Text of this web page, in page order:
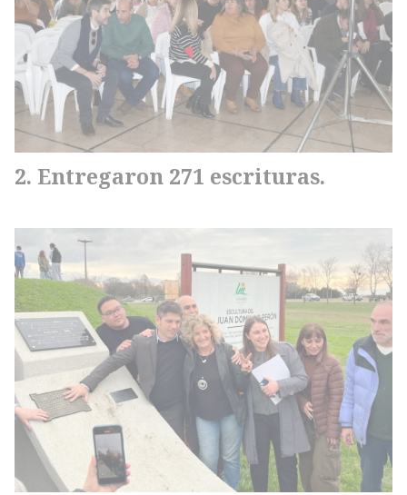
Entregaron 271 escrituras.